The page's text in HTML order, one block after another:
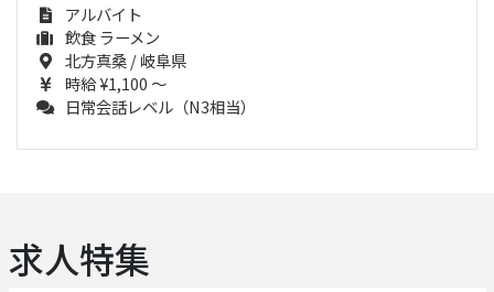
アルバイト
飲食 ラーメン
北方真桑 / 岐阜県
時給 ¥1,100 ～
日常会話レベル（N3相当）
求人特集